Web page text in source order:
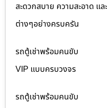
สะดวกสบาย ความสะอาด แ
ต่างๆอย่างครบครัน
รถตู้เช่าพร้อมคนขับ
VIP แบบครบวงจร
รถตู้เช่าพร้อมคนขับ